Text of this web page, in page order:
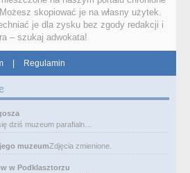
skopiować je na własny użytek.
je dla zysku bez zgody redakcji i
– szukaj adwokata!
| Regulamin
dziś muzeum parafialn…
muzeumZdjęcia zmienione.
w Podklasztorzu